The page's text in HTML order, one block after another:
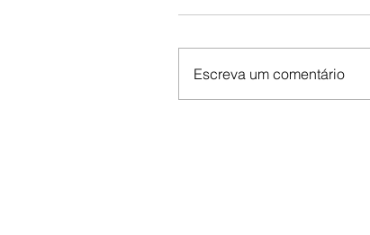
Escreva um comentário